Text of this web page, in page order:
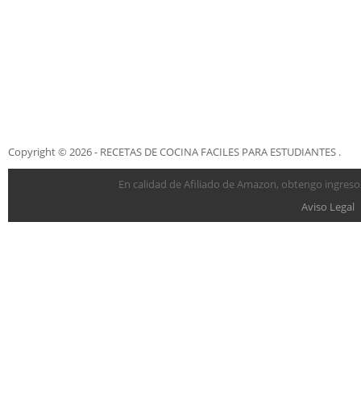
Copyright © 2026 - RECETAS DE COCINA FACILES PARA ESTUDIANTES .
En calidad de Afiliado de Amazon, obtengo
Aviso Legal